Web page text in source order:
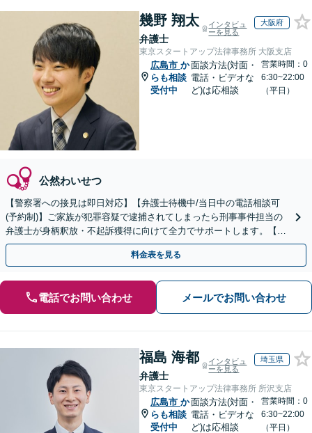
幾野 翔太
弁護士
インタビュ
ーを見る
大阪府
東京スタートアップ法律事務所 大阪支店
広島市 か
らも相談
受付中
面談方法(対面・
電話・ビデオな
ど)は応相談
営業時間：0
6:30~22:00
（平日）
公然わいせつ
【警察署への接見は即日対応】【弁護士待機中/当日中の電話相談可
(予約制)】ご家族が犯罪容疑で逮捕されてしまったら刑事事件担当の
弁護士が身柄釈放・不起訴獲得に向けて全力でサポートします。【毎
月100名以上の相談実績】【全国対応】
料金表を見る
電話でお問い合わせ メールでお問い合わせ
福島 海都
弁護士
インタビュ
ーを見る
埼玉県
東京スタートアップ法律事務所 所沢支店
広島市 か
らも相談
受付中
面談方法(対面・
電話・ビデオな
ど)は応相談
営業時間：0
6:30~22:00
（平日）